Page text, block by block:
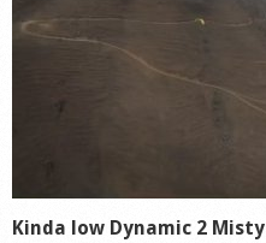
Kinda low Dynamic 2 Misty